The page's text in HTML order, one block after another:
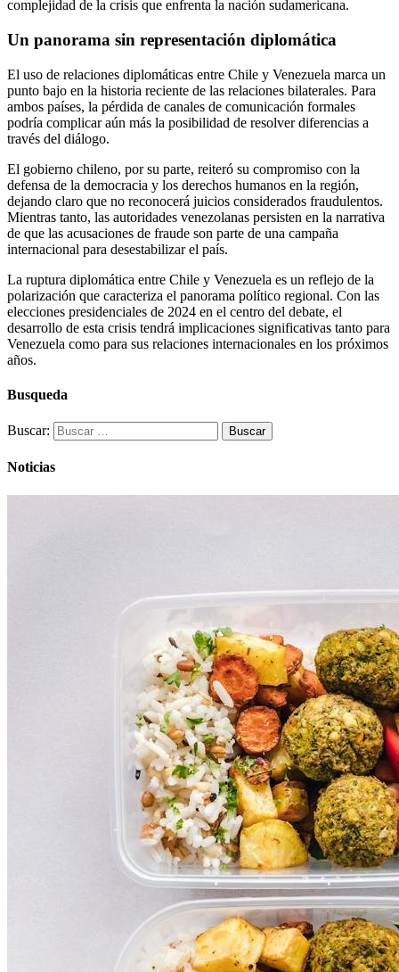
complejidad de la crisis que enfrenta la nación sudamericana.
Un panorama sin representación diplomática
El uso de relaciones diplomáticas entre Chile y Venezuela marca un
punto bajo en la historia reciente de las relaciones bilaterales. Para
ambos países, la pérdida de canales de comunicación formales
podría complicar aún más la posibilidad de resolver diferencias a
través del diálogo.
El gobierno chileno, por su parte, reiteró su compromiso con la
defensa de la democracia y los derechos humanos en la región,
dejando claro que no reconocerá juicios considerados fraudulentos.
Mientras tanto, las autoridades venezolanas persisten en la narrativa
de que las acusaciones de fraude son parte de una campaña
internacional para desestabilizar el país.
La ruptura diplomática entre Chile y Venezuela es un reflejo de la
polarización que caracteriza el panorama político regional. Con las
elecciones presidenciales de 2024 en el centro del debate, el
desarrollo de esta crisis tendrá implicaciones significativas tanto para
Venezuela como para sus relaciones internacionales en los próximos
años.
Busqueda
Buscar:
Noticias